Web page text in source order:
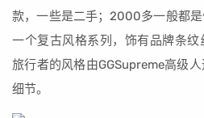
款，一些是二手；2000多一般都
一个复古风格系列，饰有品牌条
旅行者的风格由GGSupreme高级
细节。